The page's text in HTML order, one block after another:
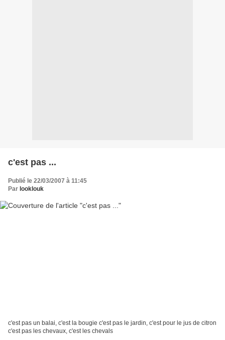
c'est pas ...
Publié le 22/03/2007 à 11:45
Par looklouk
c'est pas un balai, c'est la bougie c'est pas le jardin, c'est pour le jus de citron
c'est pas les chevaux, c'est les chevals